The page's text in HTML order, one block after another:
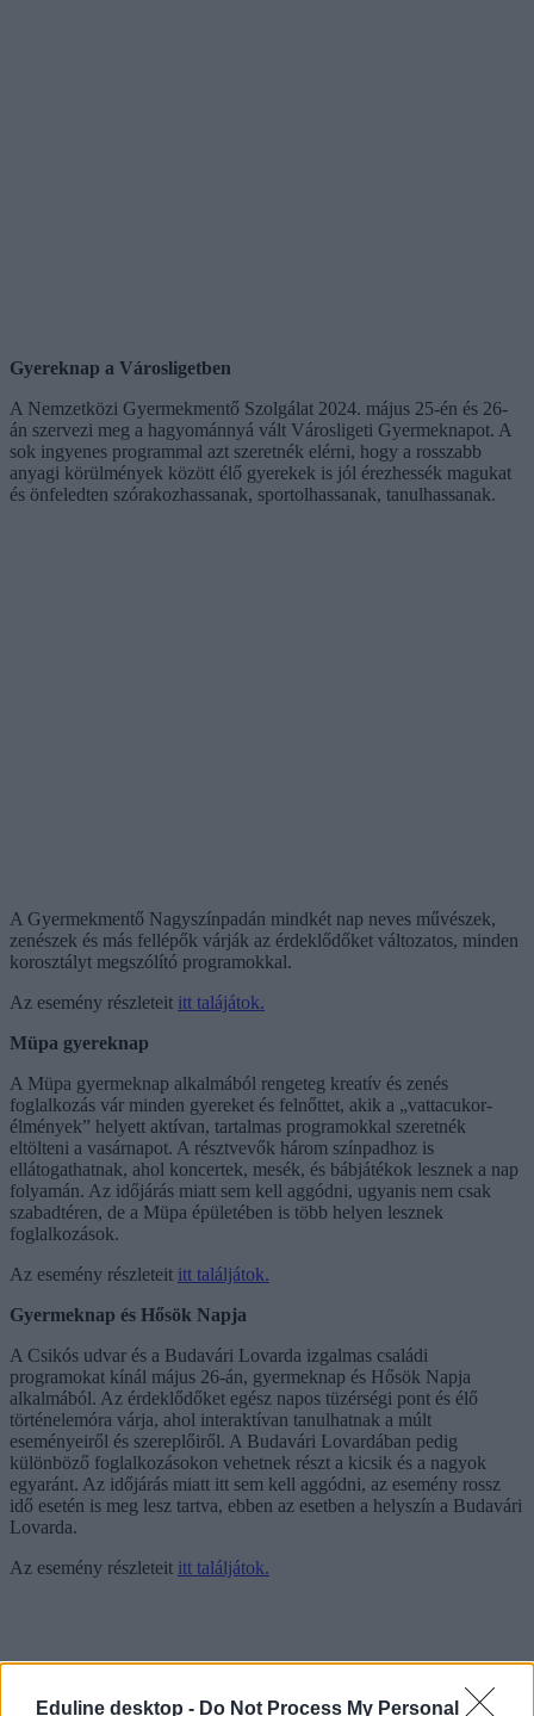
Eduline desktop - Do Not Process My Personal
Gyereknap a Városligetben
A Nemzetközi Gyermekmentő Szolgálat 2024. május 25-én és 26-
án szervezi meg a hagyománnyá vált Városligeti Gyermeknapot. A
sok ingyenes programmal azt szeretnék elérni, hogy a rosszabb
anyagi körülmények között élő gyerekek is jól érezhessék magukat
és önfeledten szórakozhassanak, sportolhassanak, tanulhassanak.
A Gyermekmentő Nagyszínpadán mindkét nap neves művészek,
zenészek és más fellépők várják az érdeklődőket változatos, minden
korosztályt megszólító programokkal.
Az esemény részleteit itt talájátok.
Müpa gyereknap
A Müpa gyermeknap alkalmából rengeteg kreatív és zenés
foglalkozás vár minden gyereket és felnőttet, akik a „vattacukor-
élmények” helyett aktívan, tartalmas programokkal szeretnék
eltölteni a vasárnapot. A résztvevők három színpadhoz is
ellátogathatnak, ahol koncertek, mesék, és bábjátékok lesznek a nap
folyamán. Az időjárás miatt sem kell aggódni, ugyanis nem csak
szabadtéren, de a Müpa épületében is több helyen lesznek
foglalkozások.
Az esemény részleteit itt találjátok.
Gyermeknap és Hősök Napja
A Csikós udvar és a Budavári Lovarda izgalmas családi
programokat kínál május 26-án, gyermeknap és Hősök Napja
alkalmából. Az érdeklődőket egész napos tüzérségi pont és élő
történelemóra várja, ahol interaktívan tanulhatnak a múlt
eseményeiről és szereplőiről. A Budavári Lovardában pedig
különböző foglalkozásokon vehetnek részt a kicsik és a nagyok
egyaránt. Az időjárás miatt itt sem kell aggódni, az esemény rossz
idő esetén is meg lesz tartva, ebben az esetben a helyszín a Budavári
Lovarda.
Az esemény részleteit itt találjátok.